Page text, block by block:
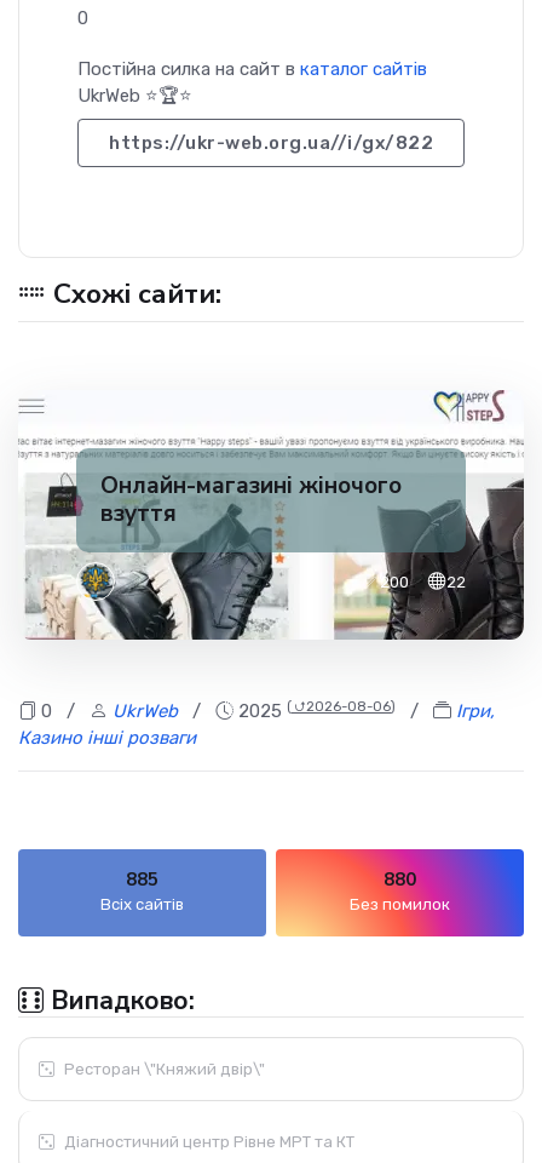
0
Постійна силка на сайт в каталог сайтів
UkrWeb ⭐🏆⭐
https://ukr-web.org.ua//i/gx/822
Схожі сайти:
Онлайн-магазині жіночого
взуття
✅ 200 22
0 / UkrWeb/ 2025 ( ⮍2026-08-06) /
Ігри,
Казино інші розваги
885
Всіх сайтів
880
Без помилок
Випадково:
Ресторан \"Княжий двір\"
Діагностичний центр Рівне МРТ та КТ